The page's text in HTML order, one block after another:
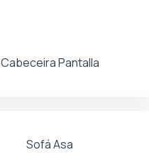
Cabeceira Pantalla
Sofá Asa